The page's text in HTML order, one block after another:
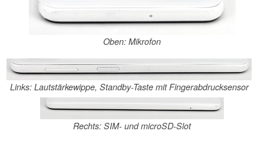
Oben: Mikrofon
Links: Lautstärkewippe, Standby-Taste mit Fingerabdrucksensor
Rechts: SIM- und microSD-Slot